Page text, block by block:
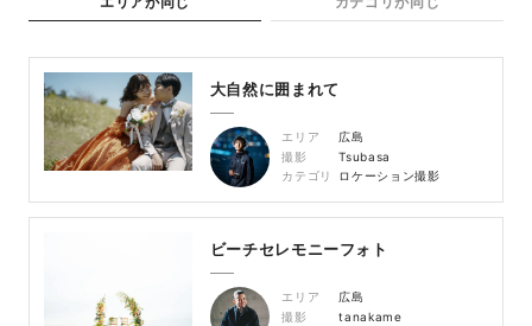
大自然に囲まれて
エリア
広島
撮影
Tsubasa
カテゴリ
ロケーション撮影
ビーチセレモニーフォト
エリア
広島
撮影
tanakame